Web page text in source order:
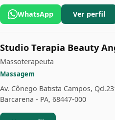
WhatsApp Ver perfil
Studio Terapia Beauty
Massoterapeuta
Massagem
Av. Cônego Batista Campos,
Barcarena - PA, 68447-000